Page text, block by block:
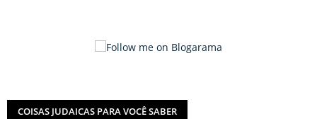
COISAS JUDAICAS PARA VOCÊ SABER